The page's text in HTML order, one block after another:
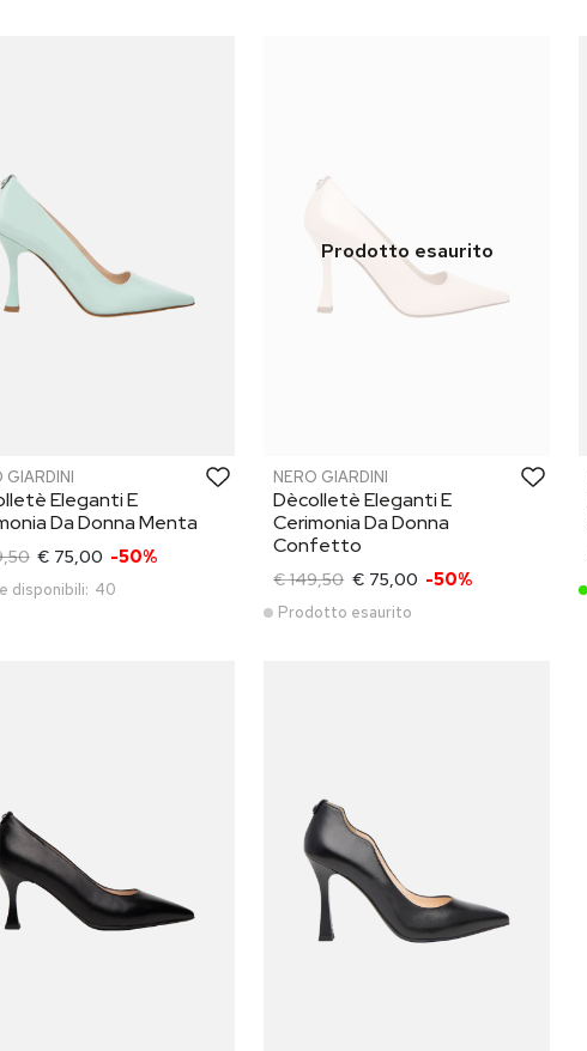
GIARDINI
Eleganti E
Da Donna Menta
€ 75,00 -50%
disponibili: 40
NERO GIARDINI
Dècolletè Eleganti E
Cerimonia Da Donna
Confetto
€ 149,50 € 75,00 -50%
Prodotto esaurito